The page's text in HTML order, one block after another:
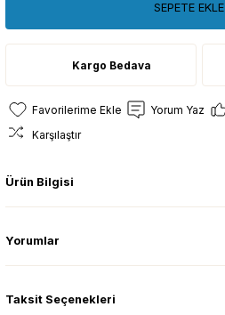
SEPETE EKLE
Kargo Bedava
Yorum Yaz
Karşılaştır
Ürün Bilgisi
Yorumlar
Taksit Seçenekleri